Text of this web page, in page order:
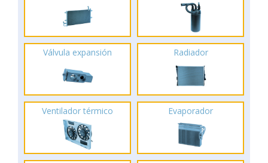
Válvula expansión Radiador
Ventilador térmico Evaporador